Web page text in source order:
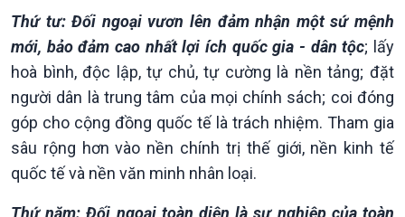
Thứ tư: Đối ngoại vươn lên đảm nhận một sứ mệnh
mới, bảo đảm cao nhất lợi ích quốc gia - dân tộc; lấy
hoà bình, độc lập, tự chủ, tự cường là nền tảng; đặt
người dân là trung tâm của mọi chính sách; coi đóng
góp cho cộng đồng quốc tế là trách nhiệm. Tham gia
sâu rộng hơn vào nền chính trị thế giới, nền kinh tế
quốc tế và nền văn minh nhân loại.
Thứ năm: Đối ngoại toàn diện là sự nghiệp của toàn